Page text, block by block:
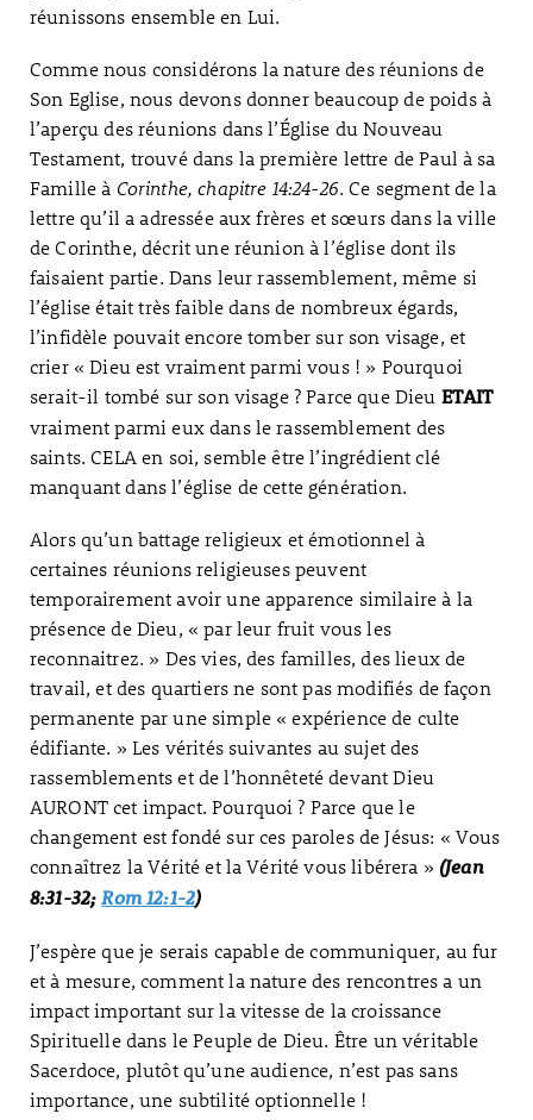
réunissons ensemble en Lui.
Comme nous considérons la nature des réunions de
Son Eglise, nous devons donner beaucoup de poids à
l’aperçu des réunions dans l’Église du Nouveau
Testament, trouvé dans la première lettre de Paul à sa
Famille à Corinthe, chapitre 14:24-26. Ce segment de la
lettre qu’il a adressée aux frères et sœurs dans la ville
de Corinthe, décrit une réunion à l’église dont ils
faisaient partie. Dans leur rassemblement, même si
l’église était très faible dans de nombreux égards,
l’infidèle pouvait encore tomber sur son visage, et
crier « Dieu est vraiment parmi vous ! » Pourquoi
serait-il tombé sur son visage ? Parce que Dieu ETAIT
vraiment parmi eux dans le rassemblement des
saints. CELA en soi, semble être l’ingrédient clé
manquant dans l’église de cette génération.
Alors qu’un battage religieux et émotionnel à
certaines réunions religieuses peuvent
temporairement avoir une apparence similaire à la
présence de Dieu, « par leur fruit vous les
reconnaitrez. » Des vies, des familles, des lieux de
travail, et des quartiers ne sont pas modifiés de façon
permanente par une simple « expérience de culte
édifiante. » Les vérités suivantes au sujet des
rassemblements et de l’honnêteté devant Dieu
AURONT cet impact. Pourquoi ? Parce que le
changement est fondé sur ces paroles de Jésus: « Vous
connaîtrez la Vérité et la Vérité vous libérera » (Jean
8:31-32;Rom 12:1-2)
J’espère que je serais capable de communiquer, au fur
et à mesure, comment la nature des rencontres a un
impact important sur la vitesse de la croissance
Spirituelle dans le Peuple de Dieu. Être un véritable
Sacerdoce, plutôt qu’une audience, n’est pas sans
importance, une subtilité optionnelle !